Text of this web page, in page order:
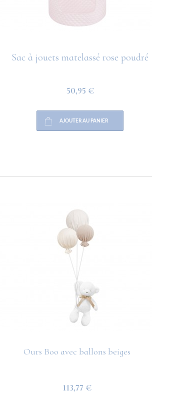
Sac à jouets matelassé rose poudré
50,95 €
AJOUTER AU PANIER
Ours Boo avec ballons beiges
113,77 €